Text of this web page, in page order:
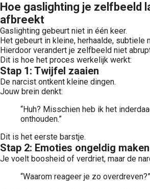
Hoe gaslighting je zelfbeeld
afbreekt
Gaslighting gebeurt niet in één keer.
Het gebeurt in kleine, herhaalde, subtiele
Hierdoor verandert je zelfbeeld niet
Dit is hoe het proces werkelijk werkt:
Stap 1: Twijfel zaaien
De narcist ontkent kleine dingen.
Jouw brein denkt:
“Huh? Misschien heb ik het
onthouden.”
Dit is het eerste barstje.
Stap 2: Emoties ongeldig maken
Je voelt boosheid of verdriet, maar de
“Waarom reageer je zo overdreven?”